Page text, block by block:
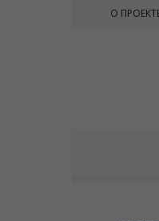
О